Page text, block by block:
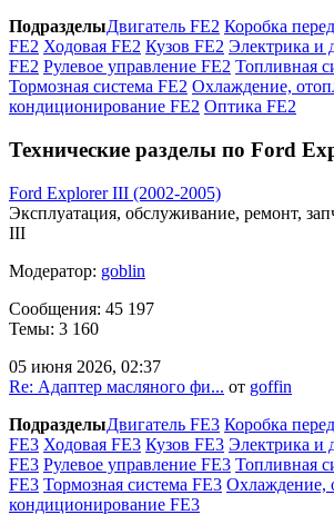
ПодразделыДвигатель FE2 Коробка
FE2 Ходовая FE2 Кузов FE2 Электрика и
FE2 Рулевое управление FE2 Топливная
Тормозная система FE2 Охлаждение,
кондиционирование FE2 Оптика FE2
Технические разделы по Ford
Ford Explorer III (2002-2005)
Эксплуатация, обслуживание, ремонт,
III
Модератор: goblin
Сообщения: 45 197
Темы: 3 160
05 июня 2026, 02:37
Re: Адаптер масляного фи... от goffin
ПодразделыДвигатель FE3 Коробка
FE3 Ходовая FE3 Кузов FE3 Электрика и
FE3 Рулевое управление FE3 Топливная
FE3 Тормозная система FE3 Охлаждение,
кондиционирование FE3